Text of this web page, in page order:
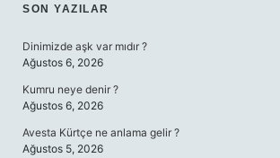
SIDEBAR
SON YAZILAR
Dinimizde aşk var mıdır ?
Ağustos 6, 2026
Kumru neye denir ?
Ağustos 6, 2026
Avesta Kürtçe ne anlama gelir ?
Ağustos 5, 2026